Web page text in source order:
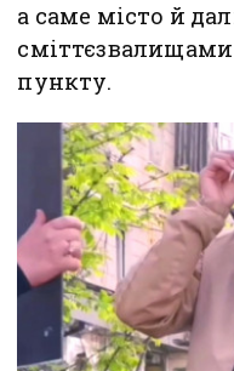
а саме місто й
пункту.